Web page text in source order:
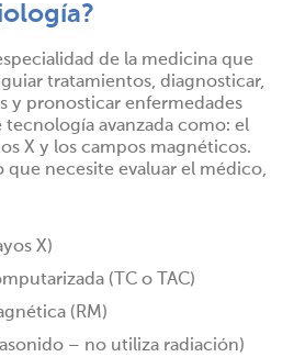
de la medicina que
tratamientos, diagnosticar,
y pronosticar enfermedades
tecnología avanzada como: el
X y los campos magnéticos.
que necesite evaluar el médico,
X)
(TC o TAC)
(RM)
– no utiliza radiación)